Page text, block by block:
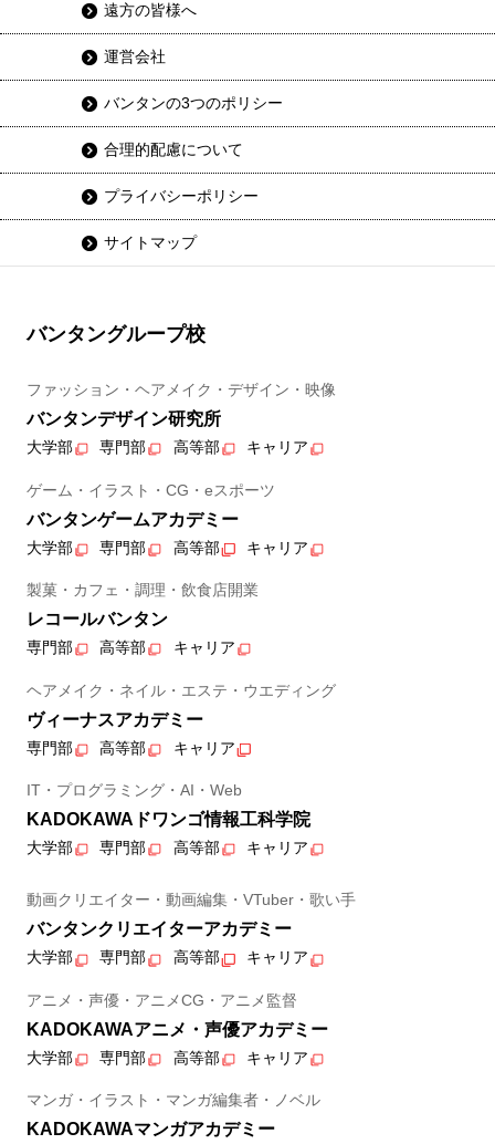
遠方の皆様へ
運営会社
バンタンの3つのポリシー
合理的配慮について
プライバシーポリシー
サイトマップ
バンタングループ校
ファッション・ヘアメイク・デザイン・映像
バンタンデザイン研究所
大学部 専門部 高等部 キャリア
ゲーム・イラスト・CG・eスポーツ
バンタンゲームアカデミー
大学部 専門部 高等部 キャリア
製菓・カフェ・調理・飲食店開業
レコールバンタン
専門部 高等部 キャリア
ヘアメイク・ネイル・エステ・ウエディング
ヴィーナスアカデミー
専門部 高等部 キャリア
IT・プログラミング・AI・Web
KADOKAWAドワンゴ情報工科学院
大学部 専門部 高等部 キャリア
動画クリエイター・動画編集・VTuber・歌い手
バンタンクリエイターアカデミー
大学部 専門部 高等部 キャリア
アニメ・声優・アニメCG・アニメ監督
KADOKAWAアニメ・声優アカデミー
大学部 専門部 高等部 キャリア
マンガ・イラスト・マンガ編集者・ノベル
KADOKAWAマンガアカデミー